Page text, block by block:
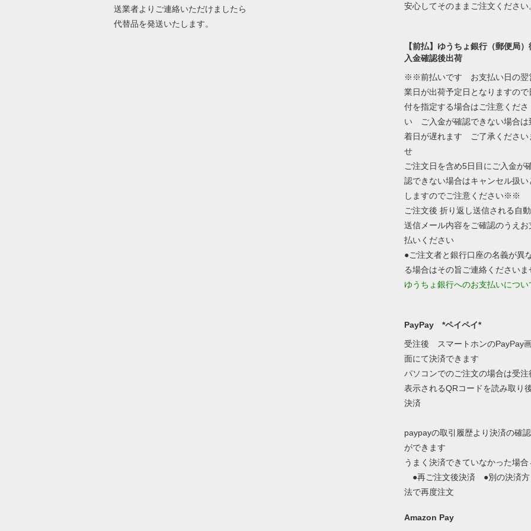
送業者よりご連絡いただけましたら
代替品を発送いたします。
安心してそのままご注文ください
【前払】ゆうちょ銀行（郵便局）
入金確認後出荷
※※前払いです お支払い日の翌
業日が出荷予定日となりますので
付を指定する場合はご注意くださ
い ご入金が確認できない場合は
着日が遅れます ご了承ください
せ
ご注文日を含め5日目にご入金が
認できない場合はキャンセル扱い
しますのでご注意ください※※
ご注文後 折り返し送信される自動
送信メール内容をご確認のうえお
払いください
●ご注文者と銀行口座の名義が異
る場合はその旨ご連絡くださいま
ゆうちょ銀行へのお支払いについ
PayPay *ペイペイ*
受注後 スマートホンのPayPay
面にて決済できます
パソコンでのご注文の場合は受注
表示されるQRコードを読み取り
決済
paypayの取引履歴より決済の確認
ができます
うまく決済できていなかった場
●再ご注文後決済 ●別の決済方
法で再度注文
Amazon Pay